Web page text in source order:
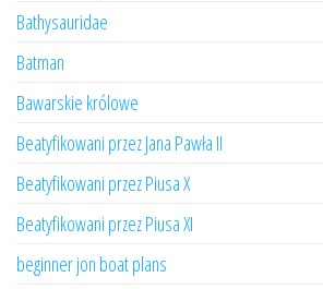
Bathysauridae
Batman
Bawarskie królowe
Beatyfikowani przez Jana Pawła II
Beatyfikowani przez Piusa X
Beatyfikowani przez Piusa XI
beginner jon boat plans